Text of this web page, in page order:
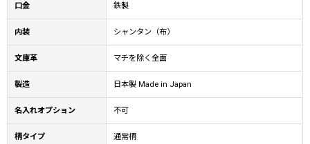
口金 鉄製
内装 シャンタン（布）
文庫革 マチを除く全面
製造 日本製 Made in Japan
名入れオプション 不可
柄タイプ 通常柄